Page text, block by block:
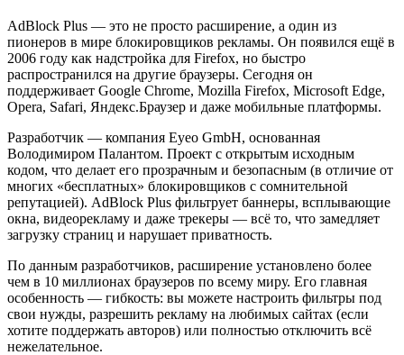
AdBlock Plus — это не просто расширение, а один из
пионеров в мире блокировщиков рекламы. Он появился ещё в
2006 году как надстройка для Firefox, но быстро
распространился на другие браузеры. Сегодня он
поддерживает Google Chrome, Mozilla Firefox, Microsoft Edge,
Opera, Safari, Яндекс.Браузер и даже мобильные платформы.
Разработчик — компания Eyeo GmbH, основанная
Володимиром Палантом. Проект с открытым исходным
кодом, что делает его прозрачным и безопасным (в отличие от
многих «бесплатных» блокировщиков с сомнительной
репутацией). AdBlock Plus фильтрует баннеры, всплывающие
окна, видеорекламу и даже трекеры — всё то, что замедляет
загрузку страниц и нарушает приватность.
По данным разработчиков, расширение установлено более
чем в 10 миллионах браузеров по всему миру. Его главная
особенность — гибкость: вы можете настроить фильтры под
свои нужды, разрешить рекламу на любимых сайтах (если
хотите поддержать авторов) или полностью отключить всё
нежелательное.